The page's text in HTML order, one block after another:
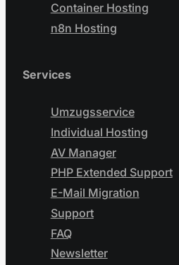
Container Hosting
n8n Hosting
Services
Umzugsservice
Individual Hosting
AV Manager
PHP Extended Support
E-Mail Migration
Support
FAQ
Newsletter